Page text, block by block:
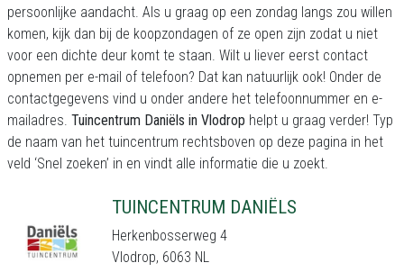
persoonlijke aandacht. Als u graag op een zondag langs zou willen
komen, kijk dan bij de koopzondagen of ze open zijn zodat u niet
voor een dichte deur komt te staan. Wilt u liever eerst contact
opnemen per e-mail of telefoon? Dat kan natuurlijk ook! Onder de
contactgegevens vind u onder andere het telefoonnummer en e-
mailadres. Tuincentrum Daniëls in Vlodrop helpt u graag verder! Typ
de naam van het tuincentrum rechtsboven op deze pagina in het
veld ‘Snel zoeken’ in en vindt alle informatie die u zoekt.
TUINCENTRUM DANIËLS
Herkenbosserweg 4
Vlodrop, 6063 NL